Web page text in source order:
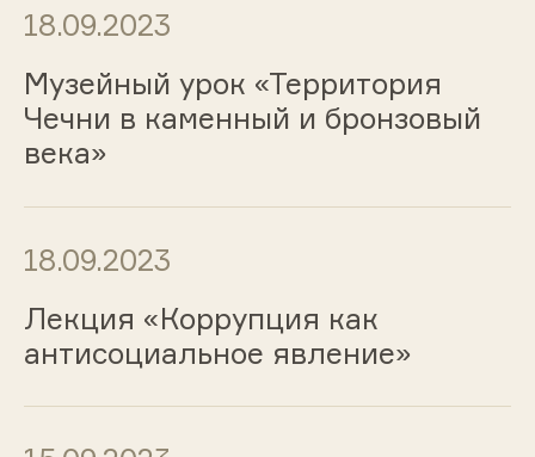
18.09.2023
Музейный урок «Территория
Чечни в каменный и бронзовый
века»
18.09.2023
Лекция «Коррупция как
антисоциальное явление»